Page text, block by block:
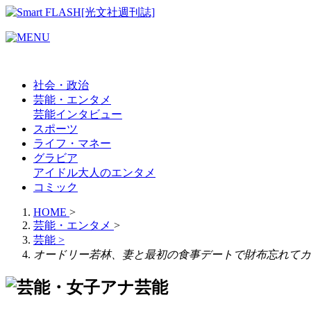
社会・政治
芸能・エンタメ
芸能インタビュー
スポーツ
ライフ・マネー
グラビア
アイドル大人のエンタメ
コミック
HOME >
芸能・エンタメ >
芸能 >
オードリー若林、妻と最初の食事デートで財布忘れて
芸能